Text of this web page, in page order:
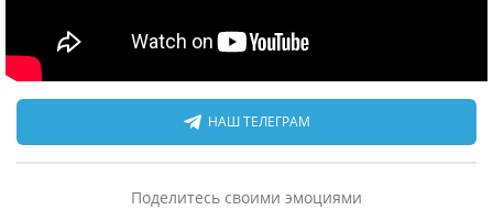
НАШ ТЕЛЕГРАМ
Поделитесь своими эмоциями